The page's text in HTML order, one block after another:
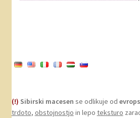
(!) Sibirski macesen se odlikuje od
trdoto, obstojnostjo in lepo teksturo